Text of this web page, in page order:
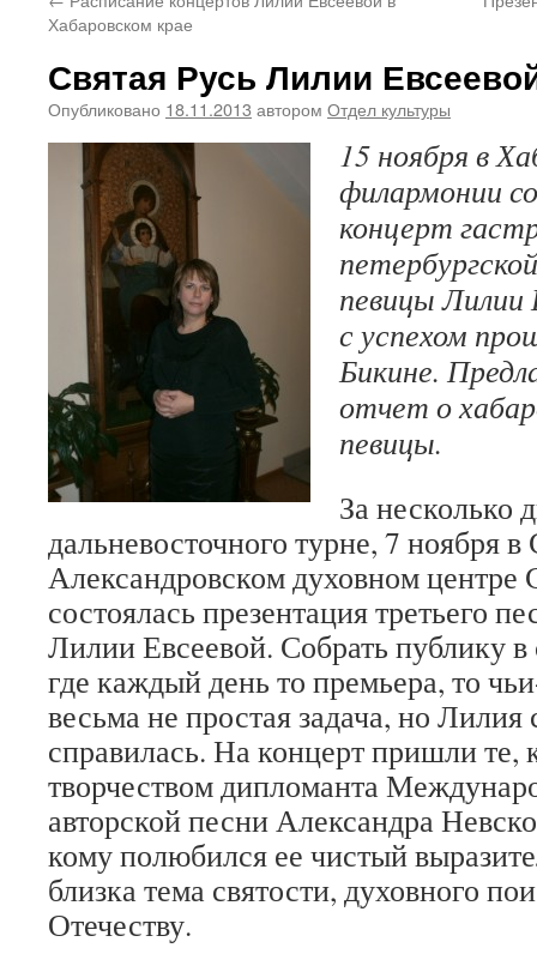
Хабаровском крае
Святая Русь Лилии
Опубликовано 18.11.2013 автором Отдел культуры
15 ноября в
филармонии
концерт
певицы Лилии
с успехом
Бикине.
отчет о
певицы.
За несколько
дальневосточного турне, 7 ноября в
Александровском духовном центре
состоялась презентация третьего
Лилии Евсеевой. Собрать публику в
где каждый день то премьера, то
весьма не простая задача, но Лилия
справилась. На концерт пришли те,
творчеством дипломанта
авторской песни Александра
кому полюбился ее чистый
близка тема святости, духовного
Отечеству.